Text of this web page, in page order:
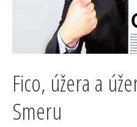
Fico, úžera a
Smeru